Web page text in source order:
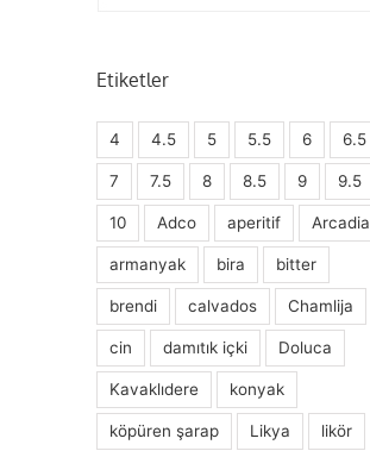
Etiketler
4 4.5 5 5.5 6 6.5
7 7.5 8 8.5 9 9.5
10 Adco aperitif Arcadia
armanyak bira bitter
brendi calvados Chamlija
cin damıtık içki Doluca
Kavaklıdere konyak
köpüren şarap Likya likör